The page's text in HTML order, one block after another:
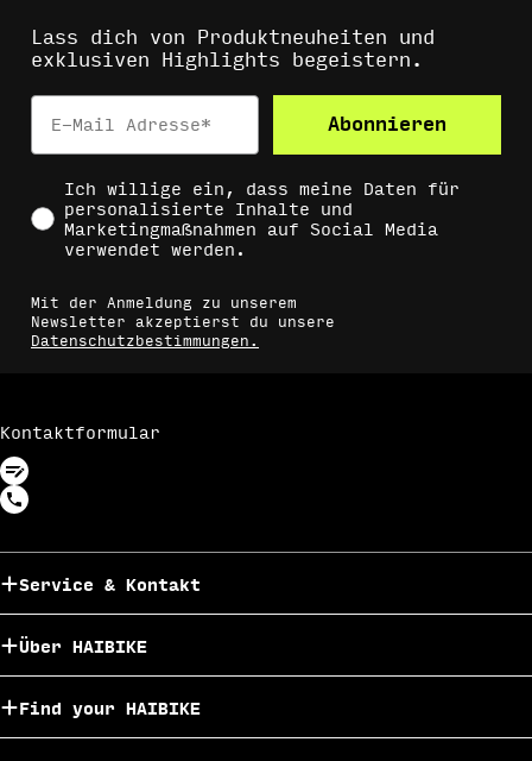
Lass dich von Produktneuheiten und
exklusiven Highlights begeistern.
Email
Abonnieren
Social Consent
Ich willige ein, dass meine Daten für
personalisierte Inhalte und
Marketingmaßnahmen auf Social Media
verwendet werden.
Mit der Anmeldung zu unserem
Newsletter akzeptierst du unsere
Datenschutzbestimmungen.
Kontaktformular
Service & Kontakt
Über HAIBIKE
Find your HAIBIKE